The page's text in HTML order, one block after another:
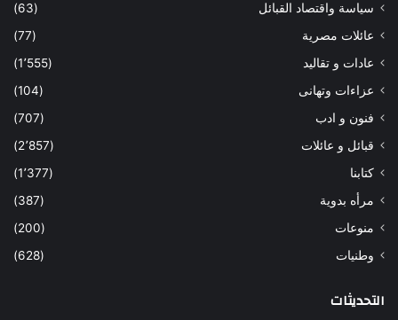
سياسة واقتصاد القبائل
(63)
عائلات مصرية
(77)
عادات و تقاليد
(1٬555)
عزاءات وتهانى
(104)
فنون و ادب
(707)
قبائل و عائلات
(2٬857)
كتابنا
(1٬377)
مرأه بدوية
(387)
منوعات
(200)
وطنيات
(628)
التحديثات